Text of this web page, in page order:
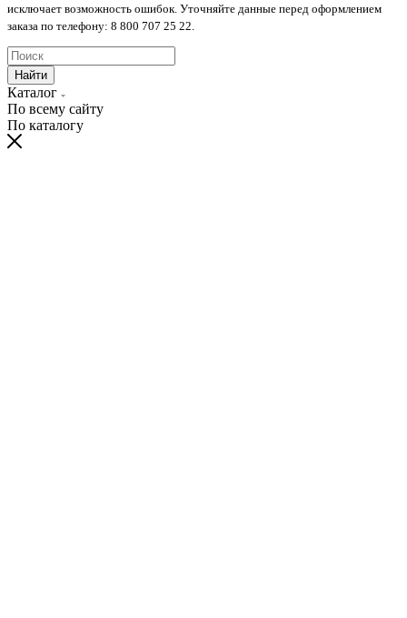
исключает возможность ошибок. Уточняйте данные перед оформлением
заказа по телефону: 8 800 707 25 22.
Найти
Каталог
По всему сайту
По каталогу